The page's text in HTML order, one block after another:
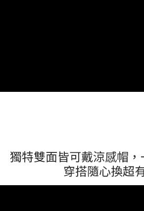
獨特雙面皆可戴涼感帽，
穿搭隨心換超